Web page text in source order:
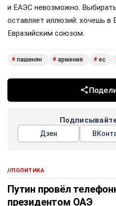
и ЕАЭС невозможно.
оставляет иллюзий: хочешь в
Евразийским союзом.
# пашинян # армения # ес
Дзен
//ПОЛИТИКА
Путин провёл
президентом ОАЭ